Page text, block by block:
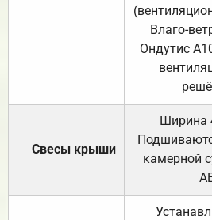
Влаго-
Ондутис
Свесы крыши
Ширина
камерной